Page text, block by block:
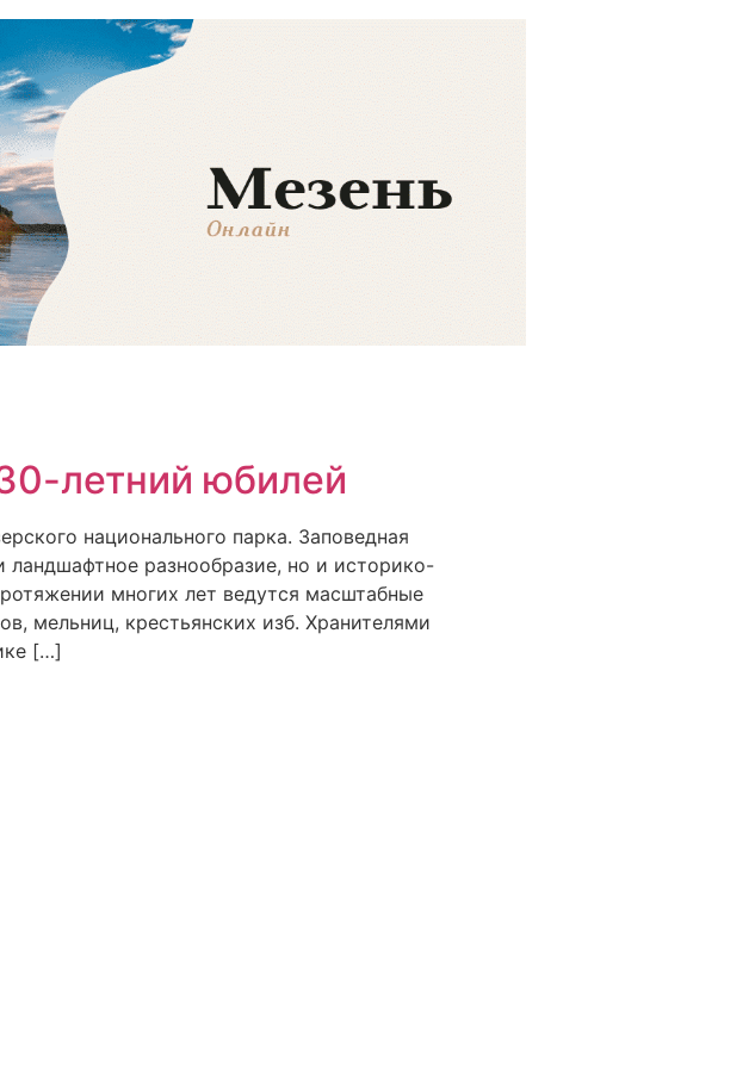
летний юбилей
национального парка. Заповедная
ландшафтное разнообразие, но и историко-
многих лет ведутся масштабные
мельниц, крестьянских изб. Хранителями
[…]